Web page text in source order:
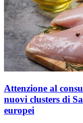
Attenzione al
nuovi clusters di
europei